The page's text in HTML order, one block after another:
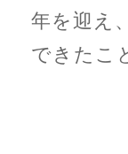
年を迎え
できたこ